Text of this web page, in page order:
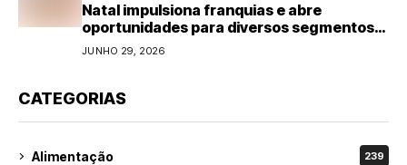
Natal impulsiona franquias e abre
oportunidades para diversos segmentos
do varejo
JUNHO 29, 2026
CATEGORIAS
Alimentação 239